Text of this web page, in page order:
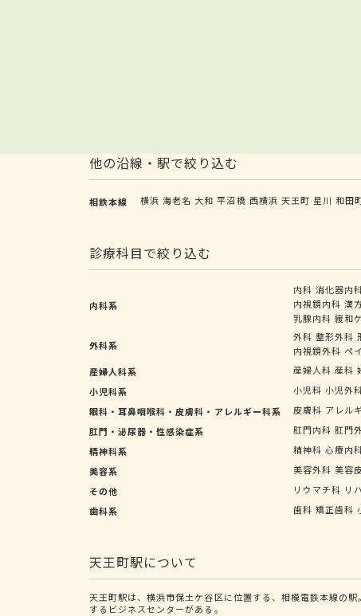
他の沿線・駅で絞り込む
相鉄本線 横浜 海老名 大和 平沼橋 西横浜 天王町 星川 和田
診療科目で絞り込む
内科系
内科 消化器内
内視鏡内科 漢
乳腺内科 緩和
外科系
外科 整形外科
内視鏡外科 ペ
産婦人科系
産婦人科 産科
小児科系
小児科 小児外
眼科・耳鼻咽喉科・皮膚科・アレルギー科系
皮膚科 アレル
肛門・泌尿器・性感染症系
肛門内科 肛門
精神科系
精神科 心療内
美容系
美容外科 美容
その他
リウマチ科 リ
歯科系
歯科 矯正歯科
天王町駅について
天王町駅は、横浜市保土ケ谷区に位置する、相模電鉄本線の
するビジネスセンターがある。